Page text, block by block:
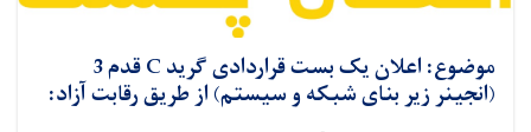
موضوع: اعلان یک بست قراردادی گرید C قدم 3
(انجینر زیر بنای شبکه و سیستم) از طریق رقابت آزاد: